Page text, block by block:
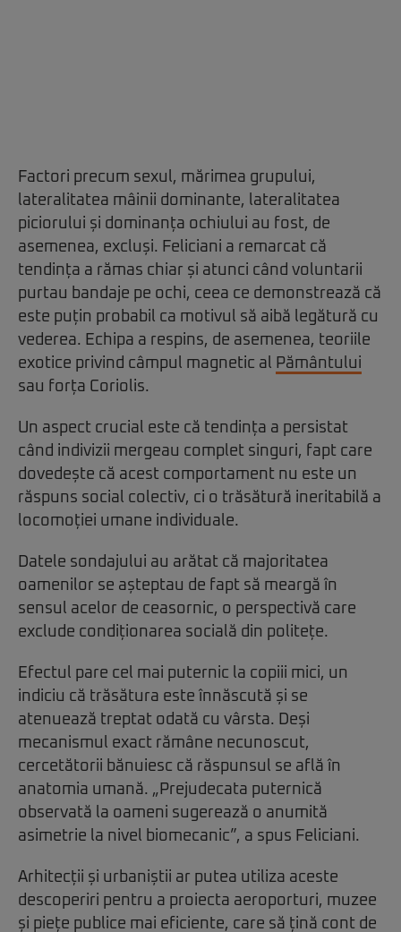
Factori precum sexul, mărimea grupului,
lateralitatea mâinii dominante, lateralitatea
piciorului și dominanța ochiului au fost, de
asemenea, excluși. Feliciani a remarcat că
tendința a rămas chiar și atunci când voluntarii
purtau bandaje pe ochi, ceea ce demonstrează că
este puțin probabil ca motivul să aibă legătură cu
vederea. Echipa a respins, de asemenea, teoriile
exotice privind câmpul magnetic al Pământului
sau forța Coriolis.
Un aspect crucial este că tendința a persistat
când indivizii mergeau complet singuri, fapt care
dovedește că acest comportament nu este un
răspuns social colectiv, ci o trăsătură ineritabilă a
locomoției umane individuale.
Datele sondajului au arătat că majoritatea
oamenilor se așteptau de fapt să meargă în
sensul acelor de ceasornic, o perspectivă care
exclude condiționarea socială din politețe.
Efectul pare cel mai puternic la copiii mici, un
indiciu că trăsătura este înnăscută și se
atenuează treptat odată cu vârsta. Deși
mecanismul exact rămâne necunoscut,
cercetătorii bănuiesc că răspunsul se află în
anatomia umană. „Prejudecata puternică
observată la oameni sugerează o anumită
asimetrie la nivel biomecanic”, a spus Feliciani.
Arhitecții și urbaniștii ar putea utiliza aceste
descoperiri pentru a proiecta aeroporturi, muzee
și piețe publice mai eficiente, care să țină cont de